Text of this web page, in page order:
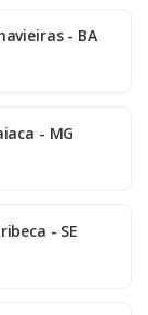
- BA
- MG
- SE